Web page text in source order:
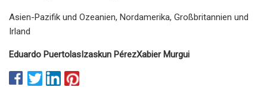
Asien-Pazifik und Ozeanien, Nordamerika, Großbritannien und
Irland
Eduardo PuertolasIzaskun PérezXabier Murgui